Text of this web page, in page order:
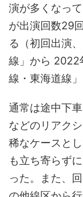
演が多くなっ
が出演回数29
る（初回出演
線」から 2022
線・東海道線」
通常は途中下
などのリアク
稀なケースと
も立ち寄らず
った。また、